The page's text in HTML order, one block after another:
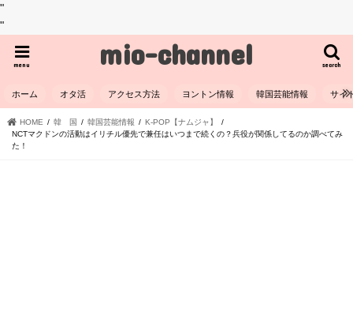
"
"
mio-channel search
menu
ホーム オタ活 アクセス方法 ヨントン情報 韓国芸能情報 サイ
HOME 韓 国 韓国芸能情報
K-POP【ナムジャ】
NCTマクドンの活動はイリチル優先で兼任はいつまで続くの？兵役が関係してるのか調べてみ
た！